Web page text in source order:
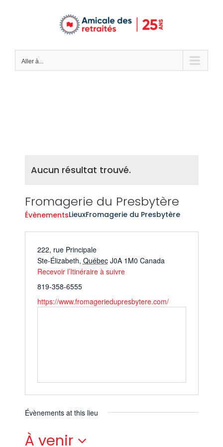
Aller à...
Aucun résultat trouvé.
Fromagerie du Presbytère
ÉvènementsLieuxFromagerie du Presbytère
222, rue Principale
Ste-Élizabeth, Québec J0A 1M0 Canada
Recevoir l’Itinéraire à suivre
819-358-6555
https://www.fromageriedupresbytere.com/
Évènements at this lieu
À venir